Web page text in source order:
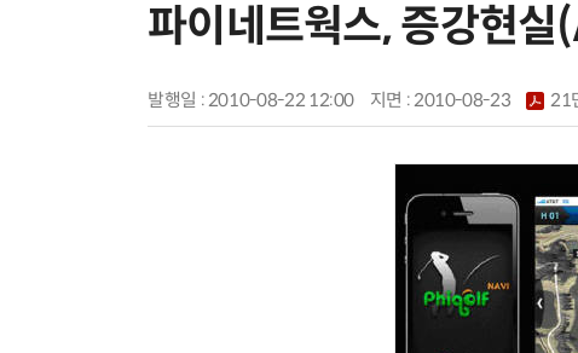
파이네트웍스, 증강현실
발행일 : 2010-08-22 12:00 지면 :2010-08-23 21